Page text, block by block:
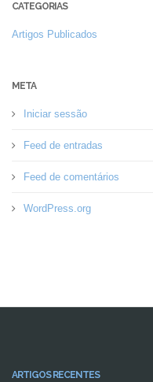
CATEGORIAS
Artigos Publicados
META
Iniciar sessão
Feed de entradas
Feed de comentários
WordPress.org
ARTIGOS RECENTES